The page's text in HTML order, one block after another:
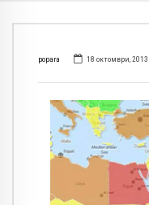
popara 18 октомври, 2013